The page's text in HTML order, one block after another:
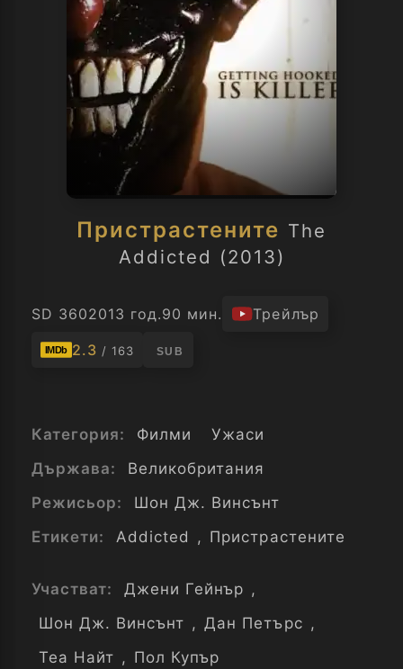
Пристрастените The
Addicted (2013)
SD 3602013 год.90 мин. Трейлър
IMDb 2.3 / 163 SUB
Категория: Филми
Ужаси
Държава:
Великобритания
Режисьор:
Шон Дж. Винсънт
Етикети:
Addicted , Пристрастените
Участват: Джени Гейнър ,
Шон Дж. Винсънт , Дан Петърс ,
Теа Найт , Пол Купър